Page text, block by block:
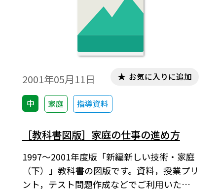
2001年05月11日
中 家庭 指導資料
お気に入りに追加
［教科書図版］家庭の仕事の進め方
1997～2001年度版「新編新しい技術・家庭
（下）」教科書の図版です。資料，授業プリ
ント，テスト問題作成などでご利用いただ